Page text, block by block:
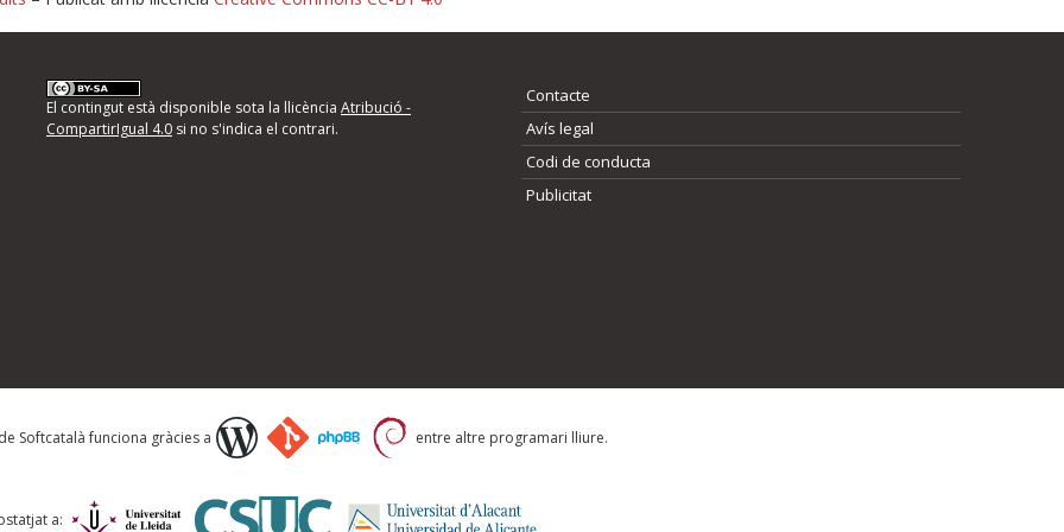
d'errors
següents i descriviu quina és la millora que
El contingut està disponible sota la llicència Atribució -
CompartirIgual 4.0si no s'indica el contrari.
Contacte
Avís legal
Codi de conducta
Publicitat
Softcatalà funciona gràcies a entre altre programari lliure.
a: